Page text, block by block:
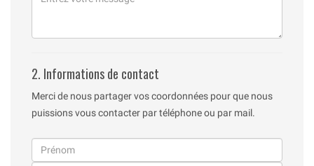
2. Informations de contact
Merci de nous partager vos coordonnées pour que nous
puissions vous contacter par téléphone ou par mail.